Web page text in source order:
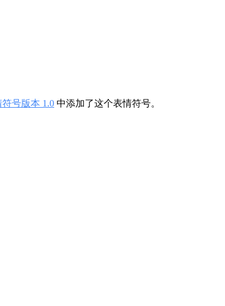
符号版本 1.0 中添加了这个表情符号。